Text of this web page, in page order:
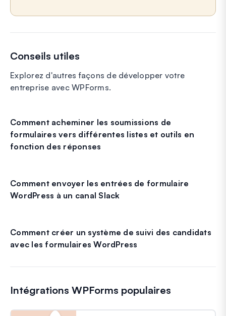
Conseils utiles
Explorez d'autres façons de développer votre
entreprise avec WPForms.
Comment acheminer les soumissions de
formulaires vers différentes listes et outils en
fonction des réponses
Comment envoyer les entrées de formulaire
WordPress à un canal Slack
Comment créer un système de suivi des candidats
avec les formulaires WordPress
Intégrations WPForms populaires